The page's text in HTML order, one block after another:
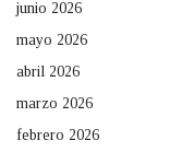
junio 2026
mayo 2026
abril 2026
marzo 2026
febrero 2026